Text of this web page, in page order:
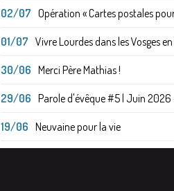
02/07 Opération « Cartes postales
01/07 Vivre Lourdes dans les Vosges
30/06 Merci Père Mathias !
29/06 Parole d'évêque #5 | Juin 2026
19/06 Neuvaine pour la vie